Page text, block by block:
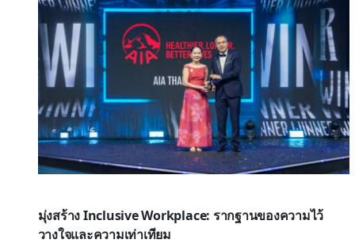
มุ่งสร้างInclusive Workplace: รากฐานของความไว้
วางใจและความเท่าเทียม